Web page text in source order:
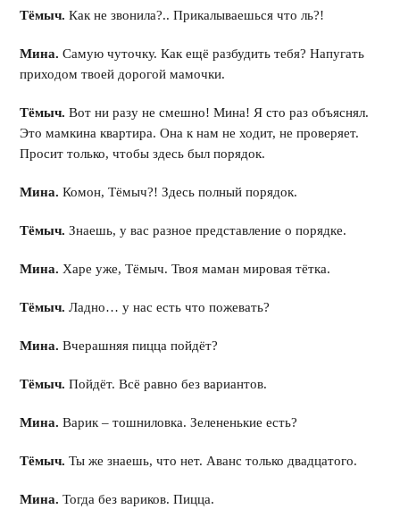
Тёмыч. Как не звонила?.. Прикалываешься что ль?!
Мина. Самую чуточку. Как ещё разбудить тебя? Напугать
приходом твоей дорогой мамочки.
Тёмыч. Вот ни разу не смешно! Мина! Я сто раз объяснял.
Это мамкина квартира. Она к нам не ходит, не проверяет.
Просит только, чтобы здесь был порядок.
Мина. Комон, Тёмыч?! Здесь полный порядок.
Тёмыч. Знаешь, у вас разное представление о порядке.
Мина. Харе уже, Тёмыч. Твоя маман мировая тётка.
Тёмыч. Ладно… у нас есть что пожевать?
Мина. Вчерашняя пицца пойдёт?
Тёмыч. Пойдёт. Всё равно без вариантов.
Мина. Варик – тошниловка. Зелененькие есть?
Тёмыч.Ты же знаешь, что нет. Аванс только двадцатого.
Мина. Тогда без вариков. Пицца.